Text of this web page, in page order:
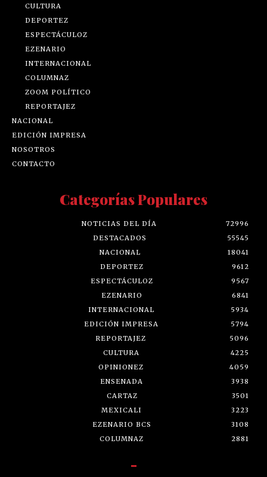
CULTURA
DEPORTEZ
ESPECTÁCULOZ
EZENARIO
INTERNACIONAL
COLUMNAZ
ZOOM POLÍTICO
REPORTAJEZ
NACIONAL
EDICIÓN IMPRESA
NOSOTROS
CONTACTO
Categorías Populares
NOTICIAS DEL DÍA
72996
DESTACADOS
55545
NACIONAL
18041
DEPORTEZ
9612
ESPECTÁCULOZ
9567
EZENARIO
6841
INTERNACIONAL
5934
EDICIÓN IMPRESA
5794
REPORTAJEZ
5096
CULTURA
4225
OPINIONEZ
4059
ENSENADA
3938
CARTAZ
3501
MEXICALI
3223
EZENARIO BCS
3108
COLUMNAZ
2881
-